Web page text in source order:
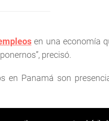
en una economía
precisó.
en Panamá son